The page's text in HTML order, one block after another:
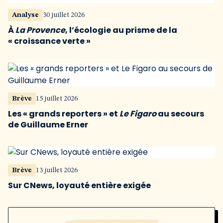
Analyse 30 juillet 2026
ÀLa Provence, l’écologie au prisme de la
« croissance verte »
Brève 15 juillet 2026
Les « grands reporters » et Le Figaroau secours
de Guillaume Erner
Brève 13 juillet 2026
Sur CNews, loyauté entière exigée